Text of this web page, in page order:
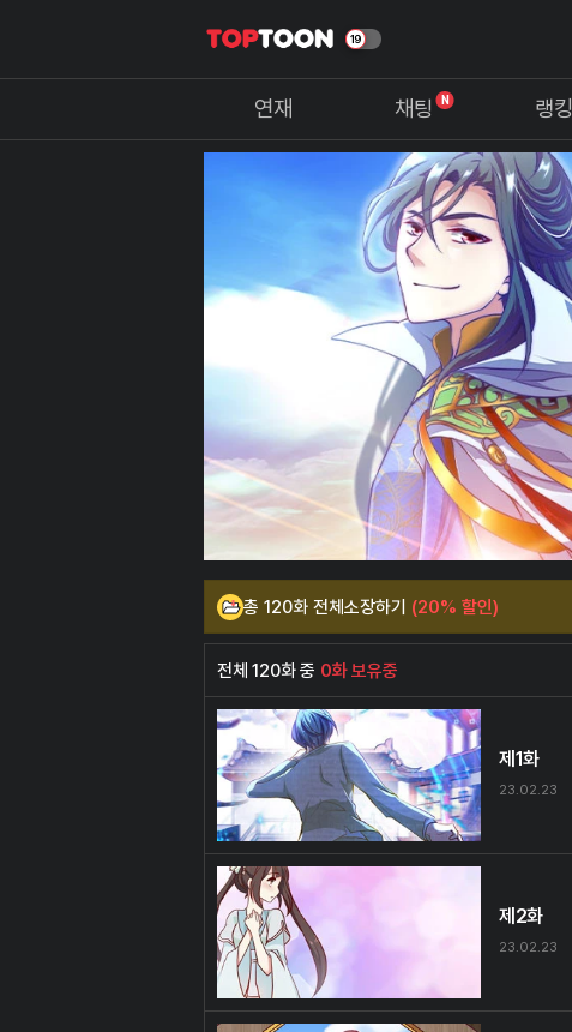
연재 채팅 N 랭킹
총 120화 전체소장하기 (20% 할인)
전체 120화 중 0화 보유중
제1화
23.02.23
제2화
23.02.23